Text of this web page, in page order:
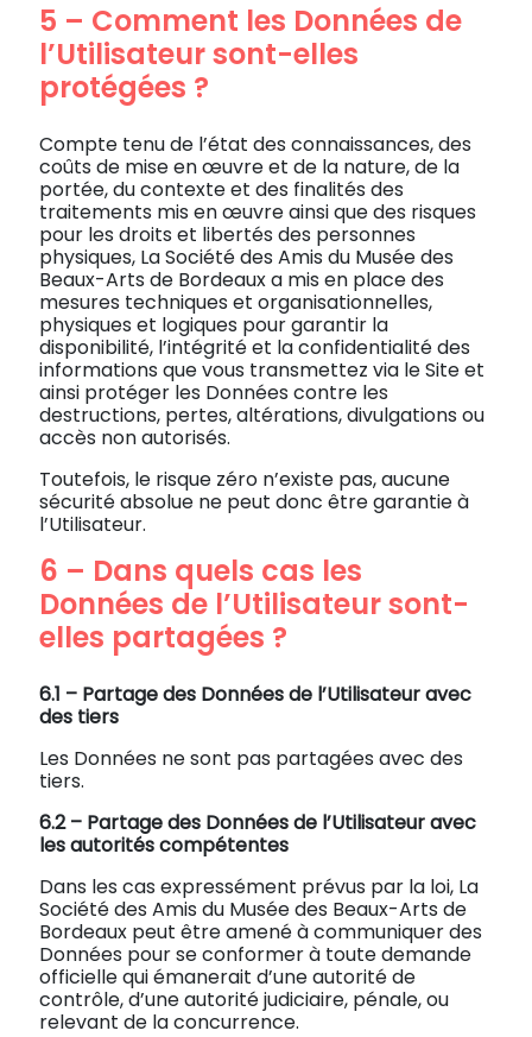
5 – Comment les Données de
l’Utilisateur sont-elles
protégées ?
Compte tenu de l’état des connaissances, des
coûts de mise en œuvre et de la nature, de la
portée, du contexte et des finalités des
traitements mis en œuvre ainsi que des risques
pour les droits et libertés des personnes
physiques, La Société des Amis du Musée des
Beaux-Arts de Bordeaux a mis en place des
mesures techniques et organisationnelles,
physiques et logiques pour garantir la
disponibilité, l’intégrité et la confidentialité des
informations que vous transmettez via le Site et
ainsi protéger les Données contre les
destructions, pertes, altérations, divulgations ou
accès non autorisés.
Toutefois, le risque zéro n’existe pas, aucune
sécurité absolue ne peut donc être garantie à
l’Utilisateur.
6 – Dans quels cas les
Données de l’Utilisateur sont-
elles partagées ?
6.1 – Partage des Données de l’Utilisateur avec
des tiers
Les Données ne sont pas partagées avec des
tiers.
6.2 – Partage des Données de l’Utilisateur avec
les autorités compétentes
Dans les cas expressément prévus par la loi, La
Société des Amis du Musée des Beaux-Arts de
Bordeaux peut être amené à communiquer des
Données pour se conformer à toute demande
officielle qui émanerait d’une autorité de
contrôle, d’une autorité judiciaire, pénale, ou
relevant de la concurrence.